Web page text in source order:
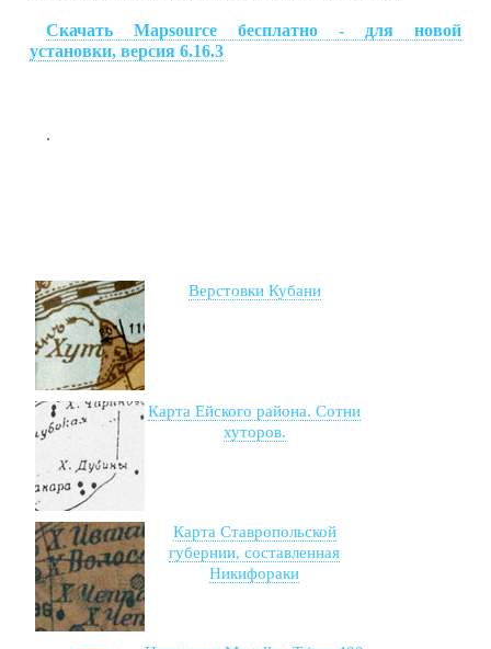
СкачатьMapsourceбесплатно - для новой
установки, версия 6.16.3
.
Верстовки Кубани
Карта Ейского района. Сотни
хуторов.
Карта Ставропольской
губернии, составленная
Никифораки